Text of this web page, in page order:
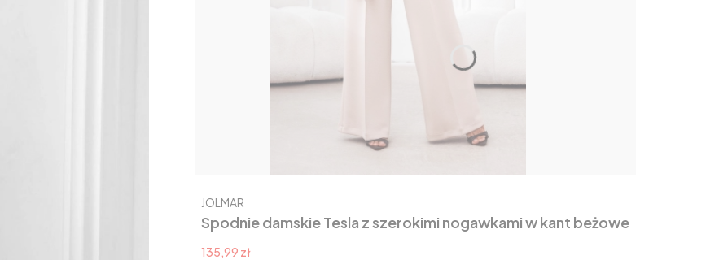
Spodnie damskie Tesla z szerokimi nogawkami w kant beżowe
Producent
JOLMAR
Cena promocyjna
135,99 zł